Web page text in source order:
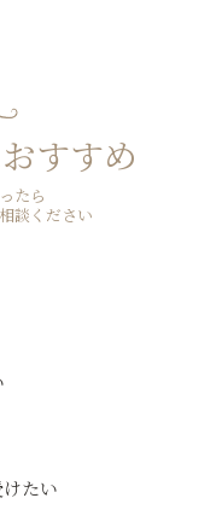
すすめ
たら
談ください
たい